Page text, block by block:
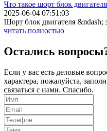
Что такое шорт блок
2025-06-04 07:51:03
Шорт блок двигателя &ndash;
читать полностью
Остались
Если у вас есть деловые
характера, пожалуйста,
связаться с нами. Спасибо.